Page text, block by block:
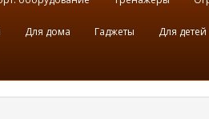
Для дома Гаджеты Для детей